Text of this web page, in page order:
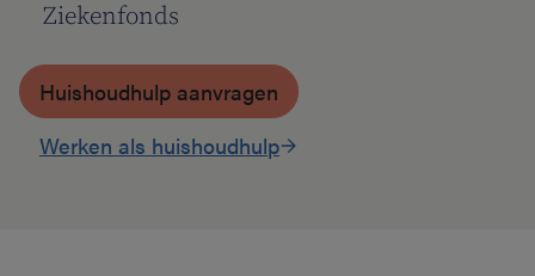
Ziekenfonds
Huishoudhulp aanvragen
Werken als huishoudhulp